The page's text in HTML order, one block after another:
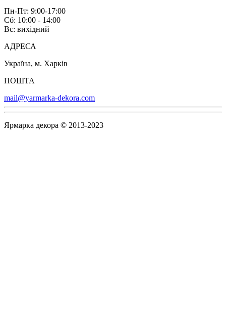
Пн-Пт: 9:00-17:00
Сб: 10:00 - 14:00
Вс: вихідний
АДРЕСА
Україна, м. Харків
ПОШТА
mail@yarmarka-dekora.com
Ярмарка декора © 2013-2023